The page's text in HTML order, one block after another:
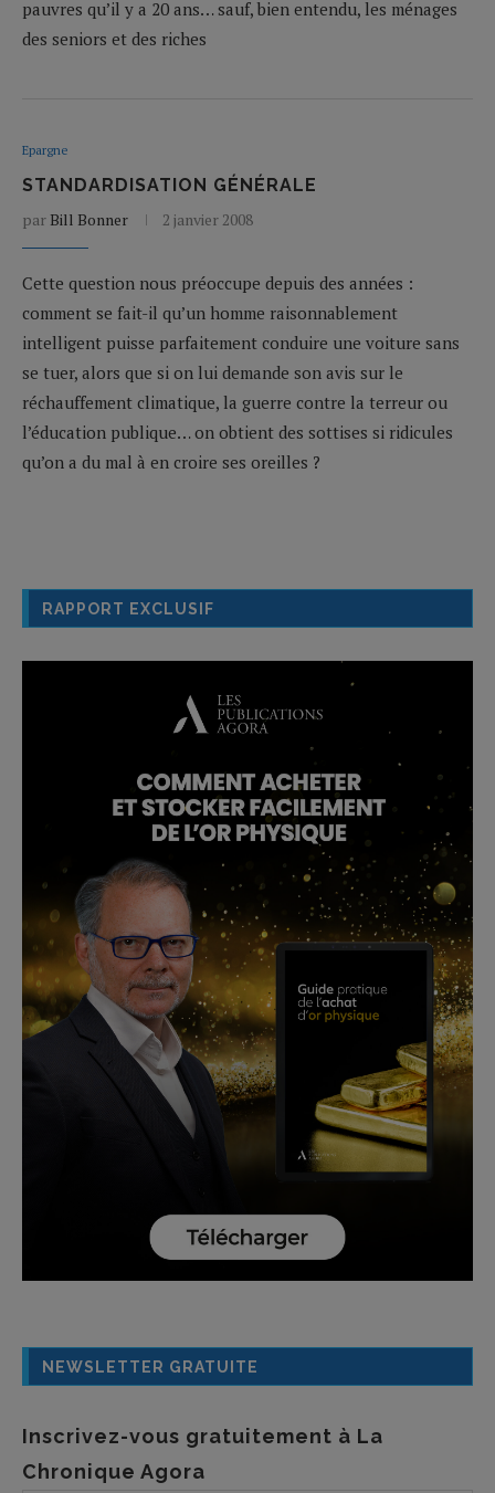
pauvres qu’il y a 20 ans… sauf, bien entendu, les ménages
des seniors et des riches
Epargne
STANDARDISATION GÉNÉRALE
par Bill Bonner 2 janvier 2008
Cette question nous préoccupe depuis des années :
comment se fait-il qu’un homme raisonnablement
intelligent puisse parfaitement conduire une voiture sans
se tuer, alors que si on lui demande son avis sur le
réchauffement climatique, la guerre contre la terreur ou
l’éducation publique… on obtient des sottises si ridicules
qu’on a du mal à en croire ses oreilles ?
RAPPORT EXCLUSIF
NEWSLETTER GRATUITE
Inscrivez-vous gratuitement à La
Chronique Agora